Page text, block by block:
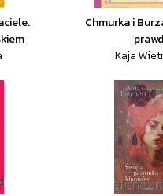
Chmurka i
Kaja